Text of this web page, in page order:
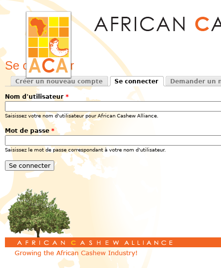
Se connecter
Onglets principaux
Créer un nouveau compte
Se connecter
(onglet actif)
Demander un
Nom d'utilisateur *
Saisissez votre nom d'utilisateur pour African Cashew Alliance.
Mot de passe *
Saisissez le mot de passe correspondant à votre nom d'utilisateur.